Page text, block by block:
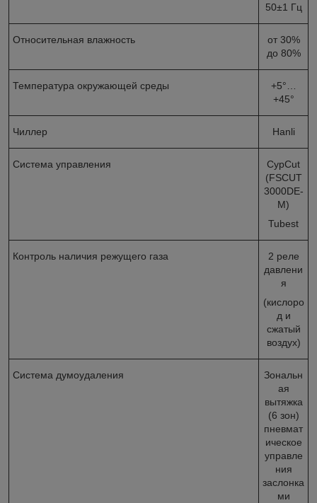
50±1 Гц
Относительная влажность
от 30%
до 80%
Температура окружающей среды
+5°…
+45°
Чиллер Hanli
Cистема управления
CypCut
(FSCUT
3000DE-
M)
Tubest
Контроль наличия режущего газа
2 реле
давлени
я
(кислоро
д и
сжатый
воздух)
Система думоудаления
Зональн
ая
вытяжка
(6 зон)
пневмат
ическое
управле
ния
заслонка
ми